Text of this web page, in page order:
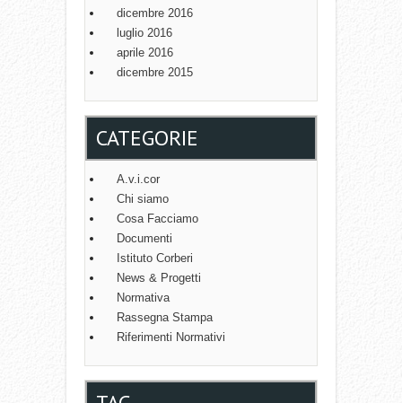
dicembre 2016
luglio 2016
aprile 2016
dicembre 2015
CATEGORIE
A.v.i.cor
Chi siamo
Cosa Facciamo
Documenti
Istituto Corberi
News & Progetti
Normativa
Rassegna Stampa
Riferimenti Normativi